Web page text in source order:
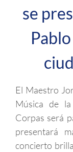
se
El Maestro
Música de
Corpas será
presentará
concierto